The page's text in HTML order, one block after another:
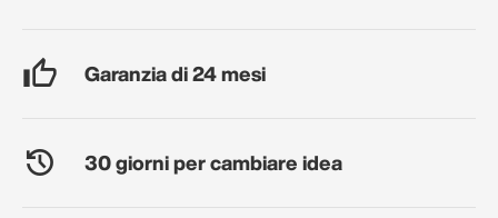
Garanzia di 24 mesi
30 giorni per cambiare idea